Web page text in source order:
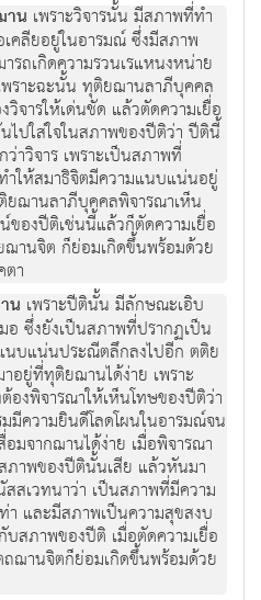
าน เพราะวิจารนั้น มีสภาพที่ทำ
คลียอยู่ในอารมณ์ ซึ่งมีสภาพ
ถเกิดความรวนเรแหนงหน่าย
ราะฉะนั้น ทุติยฌานลาภีบุคคล
จารให้เด่นชัด แล้วตัดความเยื่อ
ไปใส่ใจในสภาพของปีติว่า ปีตินี้
วิจาร เพราะเป็นสภาพที่
ให้สมาธิจิตมีความแนบแน่นอยู่
ยฌานลาภีบุคคลพิจารณาเห็น
ของปีติเช่นนี้แล้วก็ตัดความเยื่อ
ฌานจิต ก็ย่อมเกิดขึ้นพร้อมด้วย
า
น เพราะปีตินั้น มีลักษณะเอิบ
ซึ่งยังเป็นสภาพที่ปรากฏเป็น
นบแน่นประณีตลึกลงไปอีก ตติย
อยู่ที่ทุติยฌานได้ง่าย เพราะ
งพิจารณาให้เห็นโทษของปีติว่า
ความยินดีโลดโผนในอารมณ์จน
มจากฌานได้ง่าย เมื่อพิจารณา
ภาพของปีตินั้นเสีย แล้วหันมา
สเวทนาว่า เป็นสภาพที่มีความ
และมีสภาพเป็นความสุขสงบ
บสภาพของปีติ เมื่อตัดความเยื่อ
ฌานจิตก็ย่อมเกิดขึ้นพร้อมด้วย